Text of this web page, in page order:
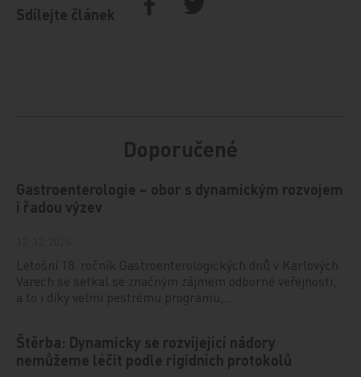
Sdílejte článek
Doporučené
Gastroenterologie – obor s dynamickým rozvojem
i řadou výzev
Letošní 18. ročník Gastroenterologických dnů v Karlových
Varech se setkal se značným zájmem odborné veřejnosti,
a to i díky velmi pestrému programu,…
Štěrba: Dynamicky se rozvíjející nádory
nemůžeme léčit podle rigidních protokolů